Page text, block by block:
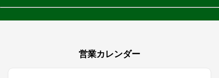
営業カレンダー